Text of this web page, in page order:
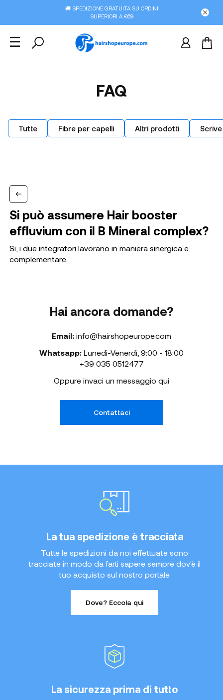
🚚 SPEDIZIONE GRATUITA SU ORDINI
SUPERIORI A €69
FAQ
Tutte Fibre per capelli Altri prodotti
Si può assumere Hair booster
effluvium con il B Mineral complex?
Si, i due integratori lavorano in maniera sinergica e
complementare.
Hai ancora domande?
Email: info@hairshopeurope.com
Whatsapp: Lunedì-Venerdì 9:00 - 18:00
+39 035 0512477
Oppure invaci un messaggio qui
Contattaci
La tua spedizione è tracciata
Tutte le spedizioni da noi effettuate sono
tracciate in modo da farti sapere sempre dov'è il
tuo acquisto sul nostro portale.
Dove? Eccola qui
La sicurezza prima di tutto